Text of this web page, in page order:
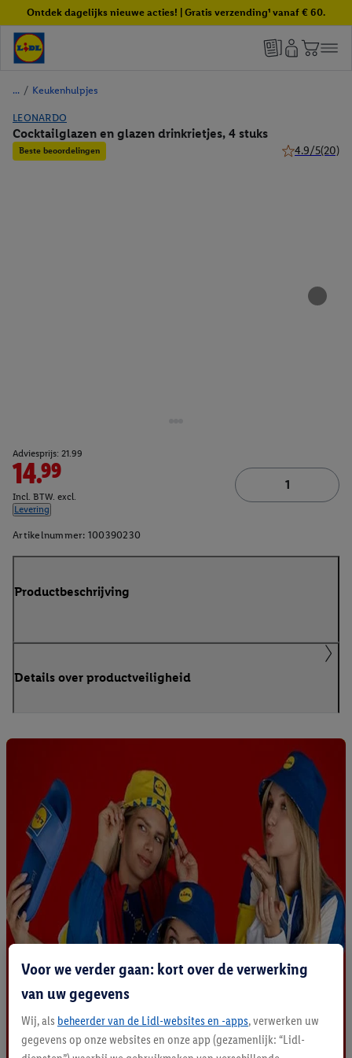
Ontdek dagelijks nieuwe acties! | Gratis verzending¹ vanaf € 60.
/ Keukenhulpjes
LEONARDO
Cocktailglazen en glazen drinkrietjes, 4 stuks
Beste beoordelingen 4.9/5(20)
Adviesprijs: 21.99
14.99
Incl. BTW. excl.
Levering
Artikelnummer: 100390230
Productbeschrijving
Details over productveiligheid
Voor we verder gaan: kort over de verwerking
van uw gegevens
Wij, als beheerder van de Lidl-websites en -apps, verwerken uw
gegevens op onze websites en onze app (gezamenlijk: “Lidl-